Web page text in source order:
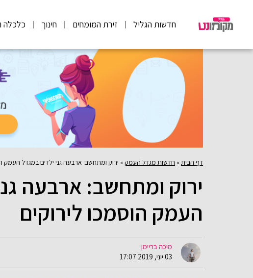
חדשות הגליל זירת המומחים חינוך כלכלה
דף הבית » חדשות מגדל העמק» ירוק ומתחשב: ארבעה גני ילדים במגדל העמק
ירוק ומתחשב: ארבעה
העמק הוסמכו לירוקים
מיכה בריימן
03 יוני, 2019 17:07